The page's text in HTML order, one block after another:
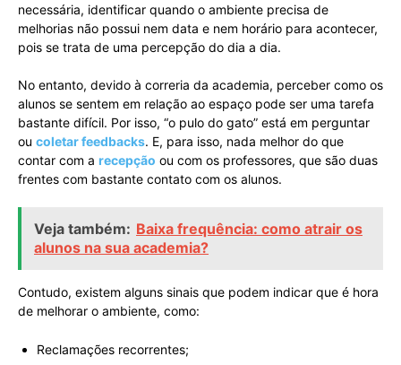
necessária, identificar quando o ambiente precisa de
melhorias não possui nem data e nem horário para acontecer,
pois se trata de uma percepção do dia a dia.
No entanto, devido à correria da academia, perceber como os
alunos se sentem em relação ao espaço pode ser uma tarefa
bastante difícil. Por isso, “o pulo do gato” está em perguntar
ou coletar feedbacks. E, para isso, nada melhor do que
contar com a recepção ou com os professores, que são duas
frentes com bastante contato com os alunos.
Veja também: Baixa frequência: como atrair os
alunos na sua academia?
Contudo, existem alguns sinais que podem indicar que é hora
de melhorar o ambiente, como:
Reclamações recorrentes;